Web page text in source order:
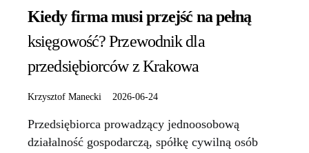
Kiedy firma musi przejść na pełną
księgowość? Przewodnik dla
przedsiębiorców z Krakowa
Krzysztof Manecki 2026-06-24
Przedsiębiorca prowadzący jednoosobową
działalność gospodarczą, spółkę cywilną osób